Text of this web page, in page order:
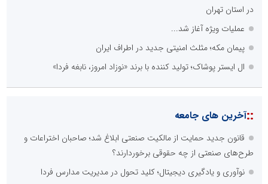
در استان تهران
عملیات ویژه آغاز شد...
پیمان مکه؛ مثلث امنیتی جدید در اطراف ایران
ال ایستر پوشاک؛ تولید کننده با برند «نوزاد امروز، نابغه فردا»
::آخرین های جامعه
قانون جدید حمایت از مالکیت صنعتی ابلاغ شد؛ صاحبان اختراعات و
طرح‌های صنعتی از چه حقوقی برخوردارند؟
نوآوری و یادگیری دیجیتال؛ کلید تحول در مدیریت مدارس فردا